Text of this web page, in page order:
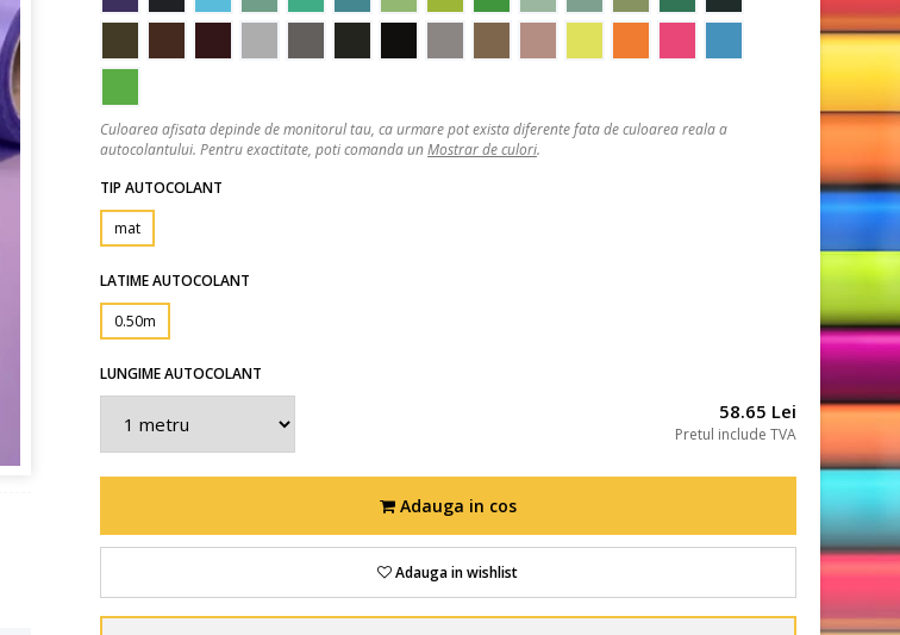
Culoarea afisata depinde de monitorul tau, ca urmare pot exista diferente fata de culoarea reala a
autocolantului. Pentru exactitate, poti comanda unMostrar de culori.
TIP AUTOCOLANT
mat
LATIME AUTOCOLANT
0.50m
LUNGIME AUTOCOLANT
58.65 Lei
Pretul include TVA
Adauga in cos
Adauga in wishlist